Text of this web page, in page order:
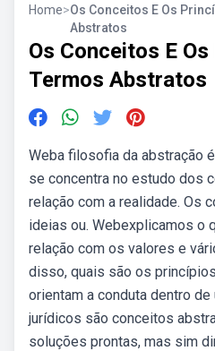
Home>Os Conceitos E Os
Abstratos
Os Conceitos E
Termos Abstratos
Weba filosofia da abstração
se concentra no estudo dos
relação com a realidade. Os
ideias ou. Webexplicamos o
relação com os valores e
disso, quais são os
orientam a conduta dentro
jurídicos são conceitos
soluções prontas, mas sim